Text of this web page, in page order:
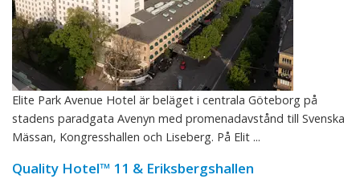
Elite Park Avenue Hotel är beläget i centrala Göteborg på
stadens paradgata Avenyn med promenadavstånd till Svenska
Mässan, Kongresshallen och Liseberg. På Elit ...
Quality Hotel™ 11 & Eriksbergshallen